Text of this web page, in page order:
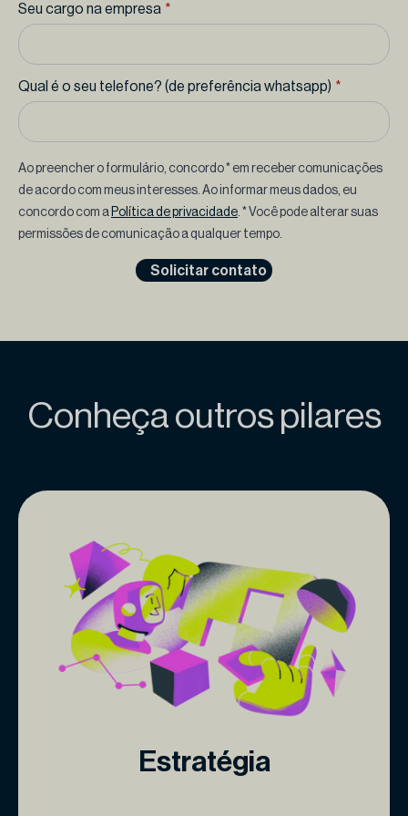
Seu cargo na empresa *
Qual é o seu telefone? (de preferência whatsapp) *
Ao preencher o formulário, concordo * em receber comunicações
de acordo com meus interesses. Ao informar meus dados, eu
concordo com a Política de privacidade . * Você pode alterar suas
permissões de comunicação a qualquer tempo.
Solicitar contato
Conheça outros pilares
Estratégia